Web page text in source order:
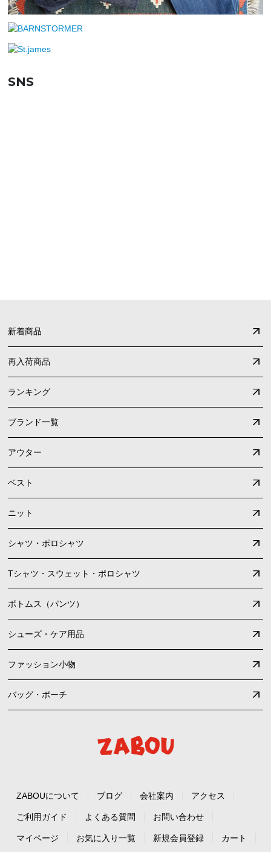
SNS
新着商品
再入荷商品
ランキング
ブランド一覧
アウター
ベスト
ニット
シャツ・ポロシャツ
Tシャツ・スウェット・ポロシャツ
ボトムス（パンツ）
シューズ・ケア用品
ファッション小物
バッグ・ポーチ
ZABOUについて ブログ 会社案内 アクセス
ご利用ガイド よくある質問 お問い合わせ
マイページ お気に入り一覧 新規会員登録 カート